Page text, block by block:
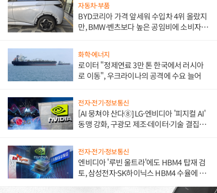
자동차·부품
BYD코리아 가격 앞세워 수입차 4위 올랐지
만, BMW·벤츠보다 높은 공임비에 소비자
화학·에너지
로이터 "정제연료 3만 톤 한국에서 러시아
로 이동", 우크라이나의 공격에 수요 늘어
전자·전기·정보통신
[AI 뭉쳐야 산다⑧] LG·엔비디아 '피지컬 AI'
동맹 강화, 구광모 제조·데이터·기술 결집
전자·전기·정보통신
엔비디아 '루빈 울트라'에도 HBM4 탑재 검
토, 삼성전자·SK하이닉스 HBM4 수율에 주